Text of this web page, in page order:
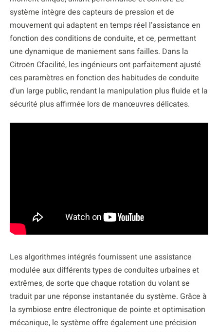
système intègre des capteurs de pression et de
mouvement qui adaptent en temps réel l’assistance en
fonction des conditions de conduite, et ce, permettant
une dynamique de maniement sans failles. Dans la
Citroën Cfacilité, les ingénieurs ont parfaitement ajusté
ces paramètres en fonction des habitudes de conduite
d’un large public, rendant la manipulation plus fluide et la
sécurité plus affirmée lors de manœuvres délicates.
Les algorithmes intégrés fournissent une assistance
modulée aux différents types de conduites urbaines et
extrêmes, de sorte que chaque rotation du volant se
traduit par une réponse instantanée du système. Grâce à
la symbiose entre électronique de pointe et optimisation
mécanique, le système offre également une précision